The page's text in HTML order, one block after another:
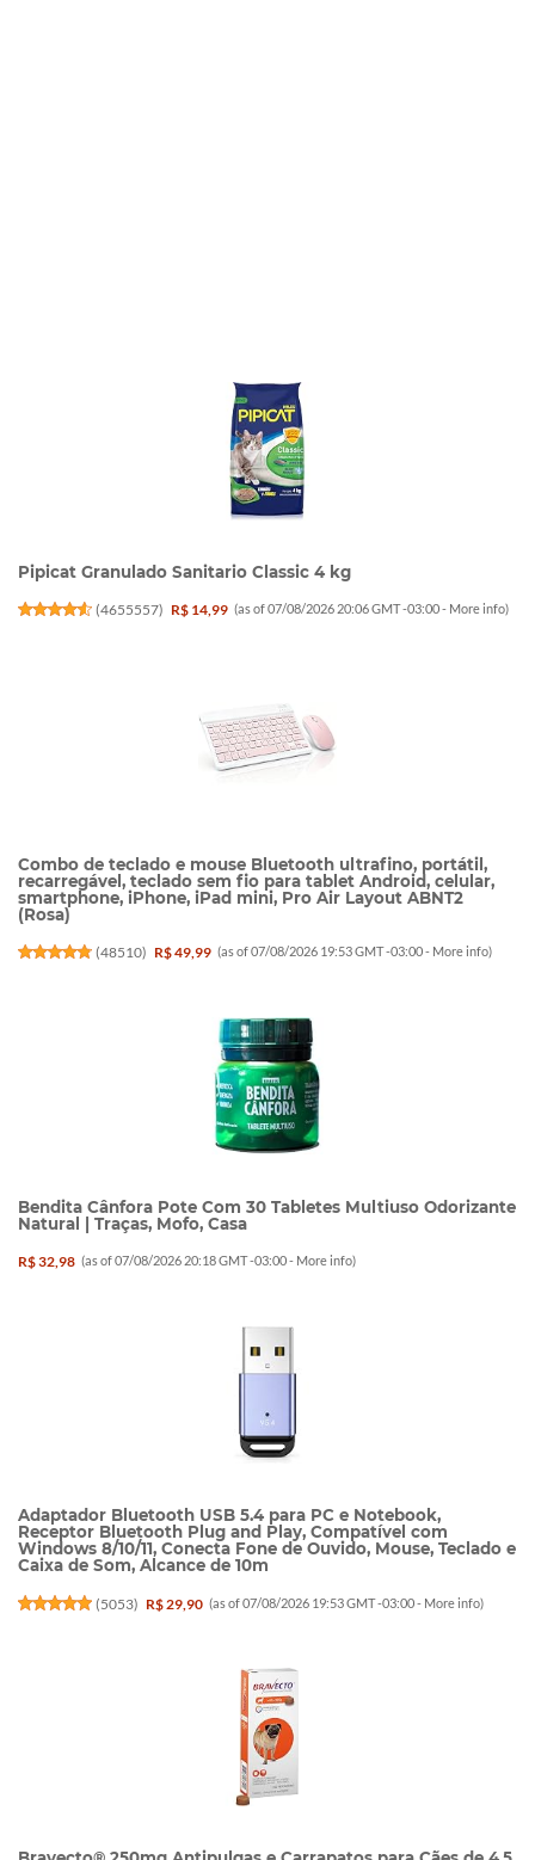
Pipicat Granulado Sanitario Classic 4 kg
(4655557) R$ 14,99 (as of 07/08/2026 20:06 GMT -03:00 - More info)
Combo de teclado e mouse Bluetooth ultrafino, portátil,
recarregável, teclado sem fio para tablet Android, celular,
smartphone, iPhone, iPad mini, Pro Air Layout ABNT2
(Rosa)
(48510) R$ 49,99 (as of 07/08/2026 19:53 GMT -03:00 - More info)
Bendita Cânfora Pote Com 30 Tabletes Multiuso Odorizante
Natural | Traças, Mofo, Casa
R$ 32,98 (as of 07/08/2026 20:18 GMT -03:00 - More info)
Adaptador Bluetooth USB 5.4 para PC e Notebook,
Receptor Bluetooth Plug and Play, Compatível com
Windows 8/10/11, Conecta Fone de Ouvido, Mouse, Teclado e
Caixa de Som, Alcance de 10m
(5053) R$ 29,90 (as of 07/08/2026 19:53 GMT -03:00 - More info)